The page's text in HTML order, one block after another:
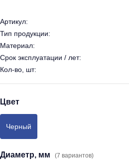
Артикул:
Тип продукции:
Материал:
Срок эксплуатации / лет:
Кол-во, шт:
Цвет
Черный
Диаметр, мм (7 вариантов)